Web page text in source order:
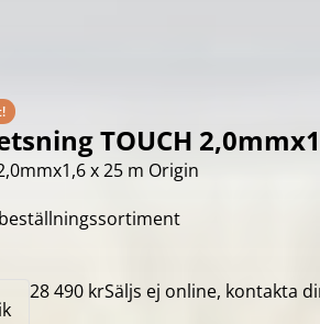
TOUCH
x 25 m Origin
28 490 krSäljs ej online, kontakta